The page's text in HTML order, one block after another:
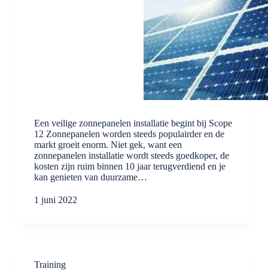
Een veilige zonnepanelen installatie begint bij Scope
12 Zonnepanelen worden steeds populairder en de
markt groeit enorm. Niet gek, want een
zonnepanelen installatie wordt steeds goedkoper, de
kosten zijn ruim binnen 10 jaar terugverdiend en je
kan genieten van duurzame…
1 juni 2022
Training